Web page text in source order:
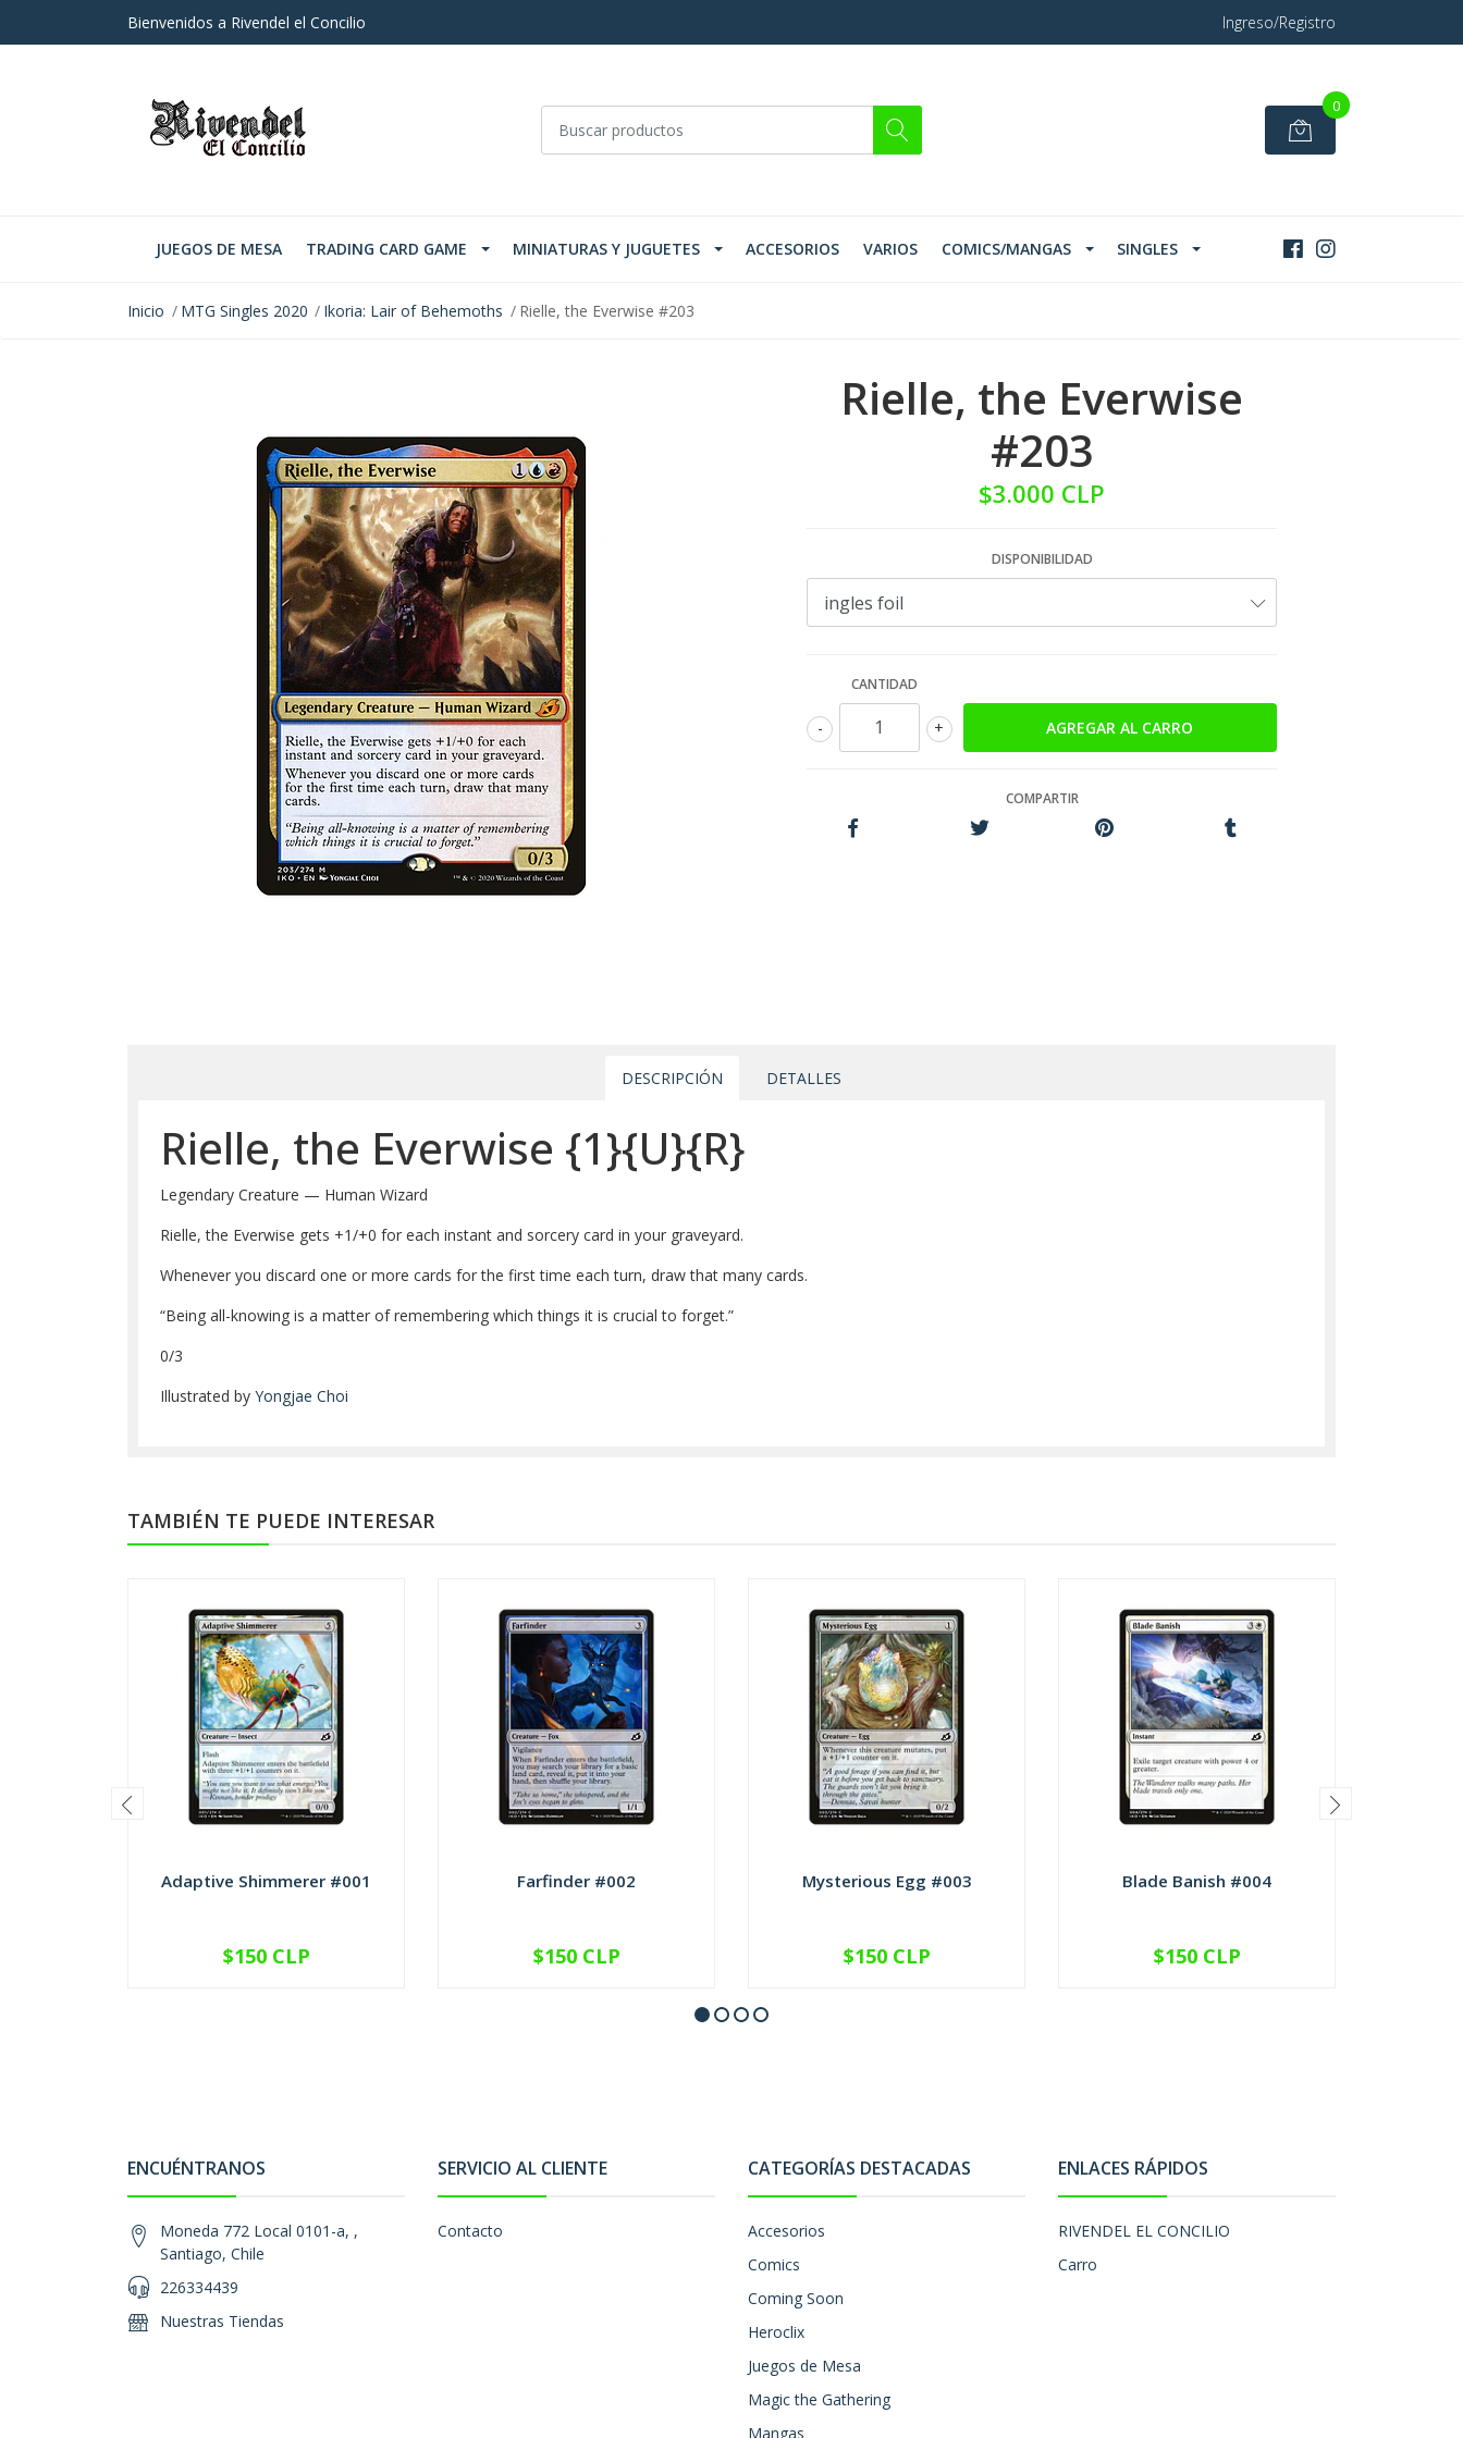
Bienvenidos a Rivendel el Concilio Ingreso/Registro
0
JUEGOS DE MESA TRADING CARD GAME MINIATURAS Y JUGUETES ACCESORIOS VARIOS COMICS/MANGAS SINGLES
Inicio MTG Singles 2020 Ikoria: Lair of Behemoths Rielle, the Everwise #203
Rielle, the Everwise
#203
$3.000 CLP
DISPONIBILIDAD
CANTIDAD
+
-
COMPARTIR
DESCRIPCIÓN DETALLES
Rielle, the Everwise {1}{U}{R}
Legendary Creature — Human Wizard
Rielle, the Everwise gets +1/+0 for each instant and sorcery card in your graveyard.
Whenever you discard one or more cards for the first time each turn, draw that many cards.
“Being all-knowing is a matter of remembering which things it is crucial to forget.”
0/3
Illustrated by Yongjae Choi
TAMBIÉN TE PUEDE INTERESAR
Adaptive Shimmerer #001
VER OPCIONES
$150 CLP
Farfinder #002
VER OPCIONES
$150 CLP
Mysterious Egg #003
VER OPCIONES
$150 CLP
Blade Banish #004
VER OPCIONES
$150 CLP
ENCUÉNTRANOS
Moneda 772 Local 0101-a, ,
Santiago, Chile
226334439
Nuestras Tiendas
SERVICIO AL CLIENTE
Contacto
CATEGORÍAS DESTACADAS
Accesorios
Comics
Coming Soon
Heroclix
Juegos de Mesa
Magic the Gathering
Mangas
ENLACES RÁPIDOS
RIVENDEL EL CONCILIO
Carro